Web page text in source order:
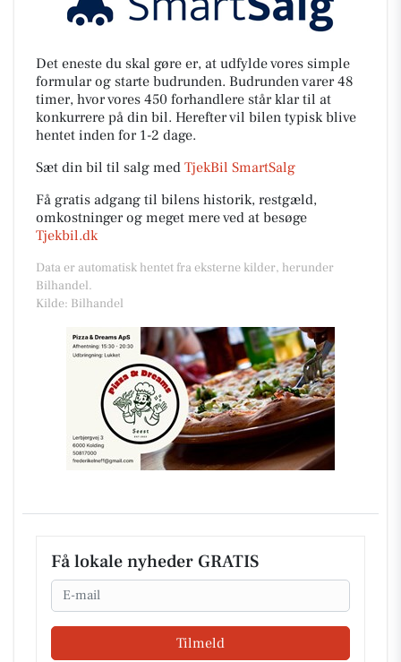
Det eneste du skal gøre er, at udfylde vores simple
formular og starte budrunden. Budrunden varer 48
timer, hvor vores 450 forhandlere står klar til at
konkurrere på din bil. Herefter vil bilen typisk blive
hentet inden for 1-2 dage.
Sæt din bil til salg med TjekBil SmartSalg
Få gratis adgang til bilens historik, restgæld,
omkostninger og meget mere ved at besøge
Tjekbil.dk
Data er automatisk hentet fra eksterne kilder, herunder
Bilhandel.
Kilde: Bilhandel
Få lokale nyheder GRATIS
Email
Tilmeld